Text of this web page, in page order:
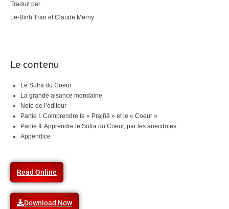
Traduit par
Le-Binh Tran et Claude Merny
Le contenu
Le Sūtra du Coeur
La grande aisance mondaine
Note de l’éditeur
Partie I. Comprendre le « Prajñā » et le « Coeur »
Partie II. Apprendre le Sūtra du Coeur, par les anecdotes
Appendice
Read Online
Download Now